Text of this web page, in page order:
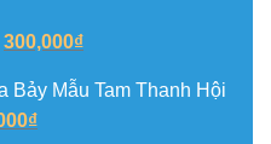
Giá
là:
600,000₫.
300,000₫Giá
tại
Bảy Mẫu Tam Thanh Hội
₫Giá